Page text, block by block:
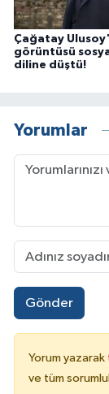
Çağatay
görüntüsü
diline düştü!
Yorumlar
Gönder
Yorum yazarak
ve tüm